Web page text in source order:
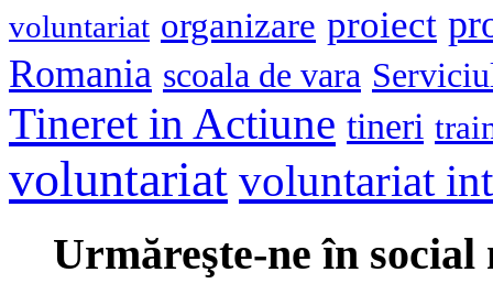
voluntariat organizare proiect
Romania scoala de vara
Tineret in Actiune tineri
voluntariat voluntariat
Urmăreşte-ne în social